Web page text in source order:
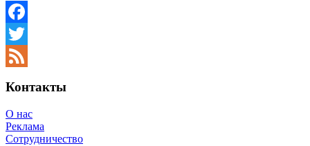
Facebook
Twitter
Контакты
О нас
Реклама
Сотрудничество